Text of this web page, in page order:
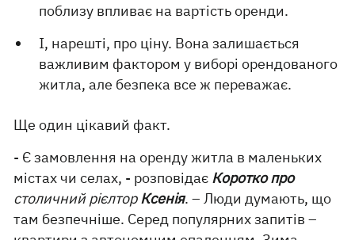
поблизу впливає на вартість оренди.
І, нарешті, про ціну. Вона залишається
важливим фактором у виборі орендованого
житла, але безпека все ж переважає.
Ще один цікавий факт.
- Є замовлення на оренду житла в маленьких
містах чи селах, - розповідає Коротко про
столичний рієлторКсенія. – Люди думають, що
там безпечніше. Серед популярних запитів –